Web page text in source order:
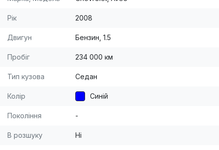
Рік 2008
Двигун Бензин, 1.5
Пробіг 234 000 км
Тип кузова Седан
Колір Синій
Покоління -
В розшуку Ні